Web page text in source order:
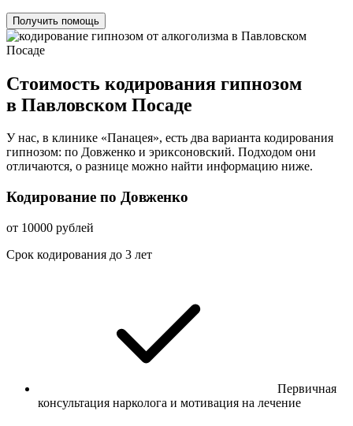
Получить помощь
Стоимость кодирования гипнозом
в Павловском Посаде
У нас, в клинике «Панацея», есть два варианта кодирования
гипнозом: по Довженко и эриксоновский. Подходом они
отличаются, о разнице можно найти информацию ниже.
Кодирование по Довженко
от 10000 рублей
Срок кодирования до 3 лет
Первичная
консультация нарколога и мотивация на лечение